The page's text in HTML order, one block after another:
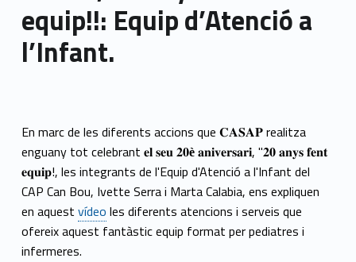
equip!!: Equip d’Atenció a
l’Infant.
En marc de les diferents accions que 𝐂𝐀𝐒𝐀𝐏realitza
enguany tot celebrant 𝐞𝐥 𝐬𝐞𝐮 𝟐𝟎è 𝐚𝐧𝐢𝐯𝐞𝐫𝐬𝐚𝐫𝐢, "𝟐𝟎 𝐚𝐧𝐲𝐬 𝐟𝐞𝐧𝐭
𝐞𝐪𝐮𝐢𝐩!, les integrants de l'Equip d'Atenció a l'Infant del
CAP Can Bou, Ivette Serra i Marta Calabia, ens expliquen
en aquest vídeo les diferents atencions i serveis que
ofereix aquest fantàstic equip format per pediatres i
infermeres.